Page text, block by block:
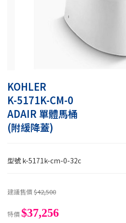
KOHLER
K-5171K-CM-0
ADAIR 單體馬桶
(附緩降蓋)
型號k-5171k-cm-0-32c
建議售價$42,500
特價$37,256